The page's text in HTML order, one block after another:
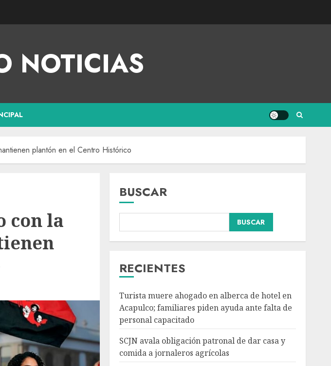
NOTICIAS
plantón en el Centro Histórico
con la
BUSCAR
BUSCAR
RECIENTES
Turista muere ahogado en alberca de hotel en
Acapulco; familiares piden ayuda ante falta de
personal capacitado
SCJN avala obligación patronal de dar casa y
comida a jornaleros agrícolas
Sin información
disponible sobre el
4
México gana arbitraje
por más de 219 mdd
en caso TV Azteca
AGOSTO 6, 2026